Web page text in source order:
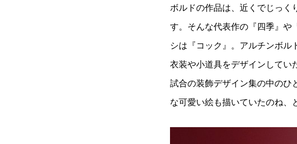
ボルドの作品は、近くでじっく
す。そんな代表作の『四季』や
シは『コック』。アルチンボ
衣装や小道具をデザインしてい
試合の装飾デザイン集の中のひ
な可愛い絵も描いていたのね、